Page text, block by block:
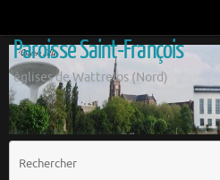
contenu
Paroisse Saint-François
églises de Wattrelos (Nord)